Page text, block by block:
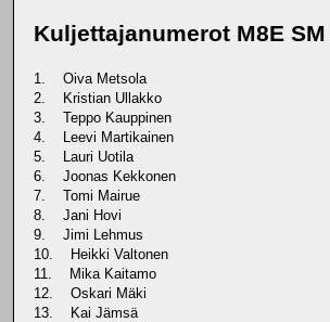
Kuljettajanumerot M8E SM
1. Oiva Metsola
2. Kristian Ullakko
3. Teppo Kauppinen
4. Leevi Martikainen
5. Lauri Uotila
6. Joonas Kekkonen
7. Tomi Mairue
8. Jani Hovi
9. Jimi Lehmus
10. Heikki Valtonen
11. Mika Kaitamo
12. Oskari Mäki
13. Kai Jämsä